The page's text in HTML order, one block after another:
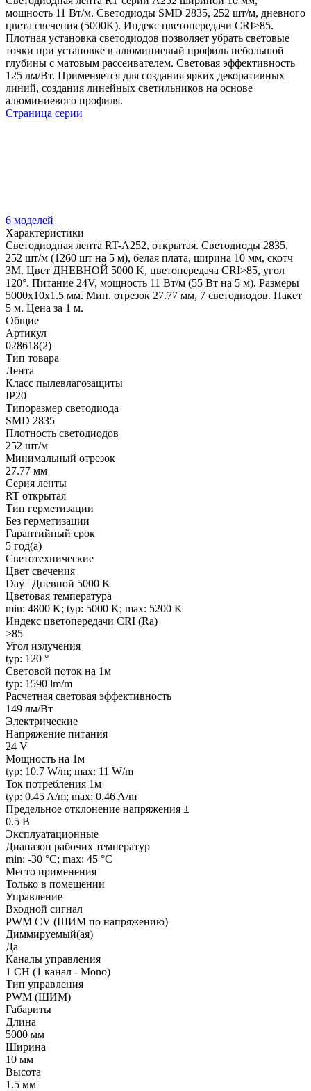
мощность 11 Вт/м. Светодиоды SMD 2835, 252 шт/м, дневного
цвета свечения (5000K). Индекс цветопередачи CRI>85.
Плотная установка светодиодов позволяет убрать световые
точки при установке в алюминиевый профиль небольшой
глубины с матовым рассеивателем. Световая эффективность
125 лм/Вт. Применяется для создания ярких декоративных
линий, создания линейных светильников на основе
алюминиевого профиля.
Страница серии
6 моделей
Характеристики
Светодиодная лента RT-A252, открытая. Светодиоды 2835,
252 шт/м (1260 шт на 5 м), белая плата, ширина 10 мм, скотч
3M. Цвет ДНЕВНОЙ 5000 K, цветопередача CRI>85, угол
120°. Питание 24V, мощность 11 Вт/м (55 Вт на 5 м). Размеры
5000x10x1.5 мм. Мин. отрезок 27.77 мм, 7 светодиодов. Пакет
5 м. Цена за 1 м.
Общие
Артикул
028618(2)
Тип товара
Лента
Класс пылевлагозащиты
IP20
Типоразмер светодиода
SMD 2835
Плотность светодиодов
252 шт/м
Минимальный отрезок
27.77 мм
Серия ленты
RT открытая
Тип герметизации
Без герметизации
Гарантийный срок
5 год(а)
Светотехнические
Цвет свечения
Day | Дневной 5000 K
Цветовая температура
min: 4800 K; typ: 5000 K; max: 5200 K
Индекс цветопередачи CRI (Ra)
>85
Угол излучения
typ: 120 °
Световой поток на 1м
typ: 1590 lm/m
Расчетная световая эффективность
149 лм/Вт
Электрические
Напряжение питания
24 V
Мощность на 1м
typ: 10.7 W/m; max: 11 W/m
Ток потребления 1м
typ: 0.45 A/m; max: 0.46 A/m
Предельное отклонение напряжения ±
0.5 В
Эксплуатационные
Диапазон рабочих температур
min: -30 °C; max: 45 °C
Место применения
Только в помещении
Управление
Входной сигнал
PWM СV (ШИМ по напряжению)
Диммируемый(ая)
Да
Каналы управления
1 CH (1 канал - Mono)
Тип управления
PWM (ШИМ)
Габариты
Длина
5000 мм
Ширина
10 мм
Высота
1.5 мм